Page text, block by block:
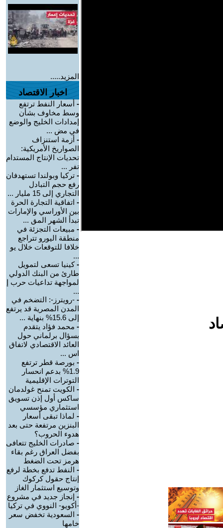
المزيد.....
اخبار الاقتصاد
- أسعار النفط ترتفع
وسط مخاوف بشأن
إمدادات الخليج والوضع
في مض ...
- أزمة استنزاف
الصواريخ الأمريكية:
تحديات الإنتاج المستدام
تفر ...
- تركيا وبولندا تستهدفان
رفع حجم التبادل
التجاري إلى 15 مليار ...
- اتفاقية التجارة الحرة
بين الأوراسي والإمارات
تبدأ الشهر المق ...
- مبيعات التجزئة في
منطقة اليورو تتراجع
خلافا للتوقعات خلال يو
...
-كينيا تسعى لتمويل
طارئ من البنك الدولي
لمواجهة تداعيات حرب إ
...
- -رويترز-: التضخم في
المدن المصرية قد يرتفع
إلى 15.6% بنهاية ...
- محمد فؤاد يتقدم
بسؤال برلماني حول
العائد الاقتصادي لاتفاق
اس ...
- بورصة قطر ترتفع
1.9% بدعم انحسار
التوترات الإقليمية
- الكويت تمنح غولدمان
ساكس أول إذن تسويق
استثماري مؤسسي
- لماذا تبقى أسعار
البنزين مرتفعة حتى بعد
هدوء الحروب؟
- صادرات الخليج تتعافى
بفضل العراق رغم بقاء
هرمز تحت الضغط
- النفط تدفع بخطة لرفع
إنتاج حقول كركوك
وتوسيع استثمار الغاز
- إنجاز جديد في مشروع
-أكويو- النووي في تركيا
- السعودية تخفض سعر
خامها